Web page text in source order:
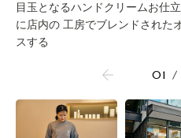
目玉となるハンドクリームお仕
に店内の 工房でブレンドされた
スする
01 /